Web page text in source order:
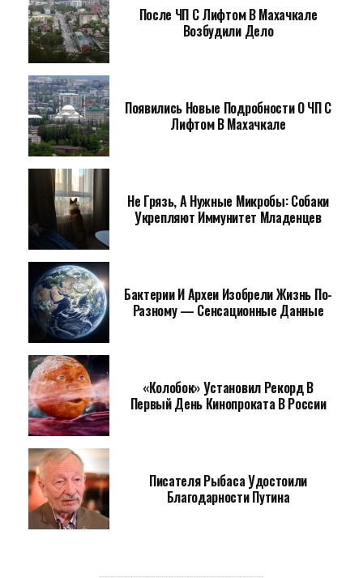
После ЧП С Лифтом В Махачкале
Возбудили Дело
Появились Новые Подробности О ЧП С
Лифтом В Махачкале
Не Грязь, А Нужные Микробы: Собаки
Укрепляют Иммунитет Младенцев
Бактерии И Археи Изобрели Жизнь По-
Разному — Сенсационные Данные
«Колобок» Установил Рекорд В
Первый День Кинопроката В России
Писателя Рыбаса Удостоили
Благодарности Путина